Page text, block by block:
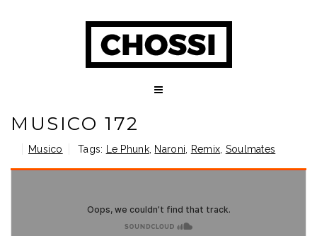
MUSICO 172
Musico Tags: Le Phunk, Naroni Remix Soulmates